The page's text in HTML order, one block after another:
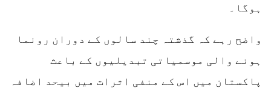
ہوگا۔
واضح رہے کہ گذشتہ چند سالوں کے دوران رونما
ہونے والی موسمیاتی تبدیلیوں کے باعث
پاکستان میں اس کے منفی اثرات میں بیحد اضافہ